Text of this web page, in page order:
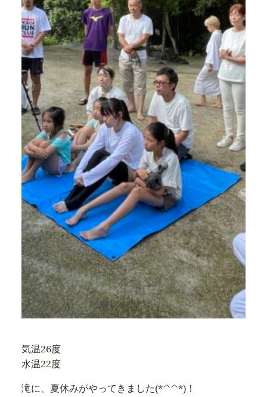
気温26度
水温22度
滝に、夏休みがやってきました(*^^*)！